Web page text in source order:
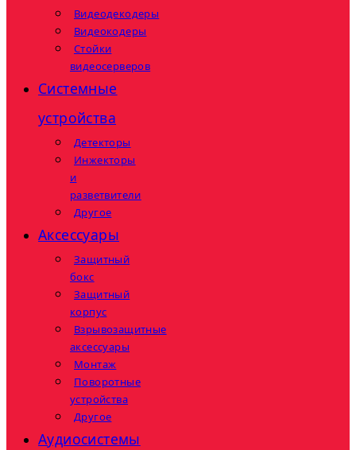
Видеодекодеры
Видеокодеры
Стойки
видеосерверов
Системные
устройства
Детекторы
Инжекторы
и
разветвители
Другое
Аксессуары
Защитный
бокс
Защитный
корпус
Взрывозащитные
аксессуары
Монтаж
Поворотные
устройства
Другое
Аудиосистемы